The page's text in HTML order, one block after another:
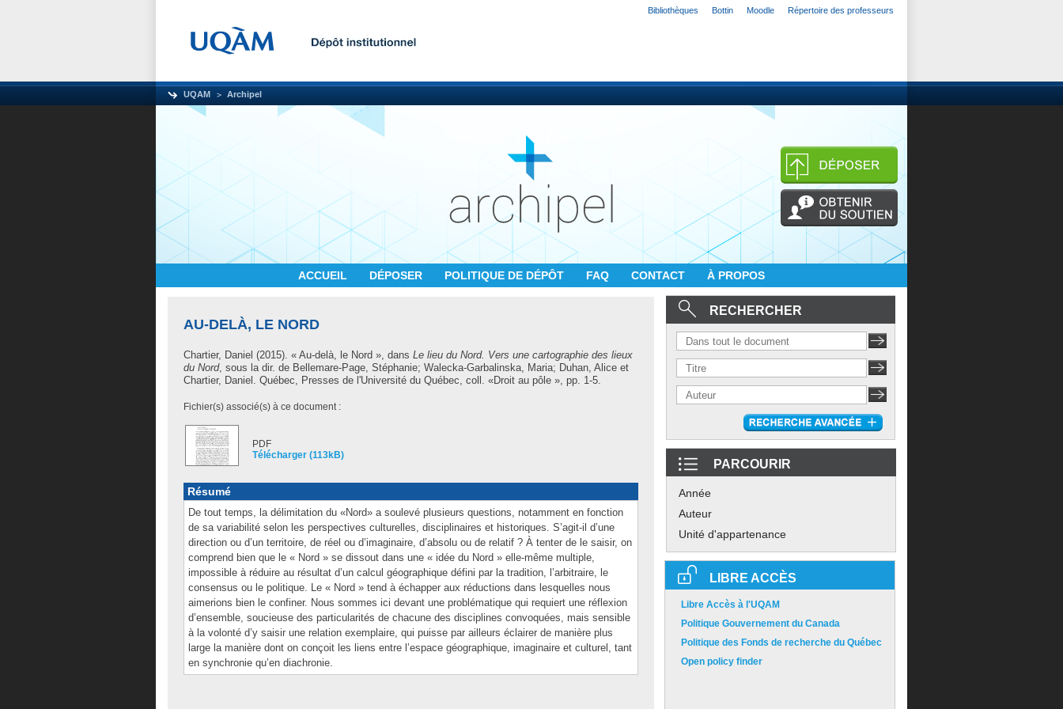
Bibliothèques Bottin Moodle Répertoire des professeurs
UQAM Archipel
ACCUEIL DÉPOSER POLITIQUE DE DÉPÔT FAQ CONTACT À PROPOS
AU-DELÀ, LE NORD
Chartier, Daniel (2015). « Au-delà, le Nord », dans Le lieu du Nord. Vers une cartographie des lieux
du Nord, sous la dir. de Bellemare-Page, Stéphanie; Walecka-Garbalinska, Maria; Duhan, Alice et
Chartier, Daniel . Québec, Presses de l'Université du Québec, coll. «Droit au pôle », pp. 1-5.
Fichier(s) associé(s) à ce document :
PDF
Télécharger (113kB)
Résumé
De tout temps, la délimitation du «Nord» a soulevé plusieurs questions, notamment en fonction
de sa variabilité selon les perspectives culturelles, disciplinaires et historiques. S’agit-il d’une
direction ou d’un territoire, de réel ou d’imaginaire, d’absolu ou de relatif ? À tenter de le saisir, on
comprend bien que le « Nord » se dissout dans une « idée du Nord » elle-même multiple,
impossible à réduire au résultat d’un calcul géographique défini par la tradition, l’arbitraire, le
consensus ou le politique. Le « Nord » tend à échapper aux réductions dans lesquelles nous
aimerions bien le confiner. Nous sommes ici devant une problématique qui requiert une réflexion
d’ensemble, soucieuse des particularités de chacune des disciplines convoquées, mais sensible
à la volonté d’y saisir une relation exemplaire, qui puisse par ailleurs éclairer de manière plus
large la manière dont on conçoit les liens entre l’espace géographique, imaginaire et culturel, tant
en synchronie qu’en diachronie.
RECHERCHER
PARCOURIR
Année
Auteur
Unité d'appartenance
LIBRE ACCÈS
Libre Accès à l'UQAM
Politique Gouvernement du Canada
Politique des Fonds de recherche du Québec
Open policy finder